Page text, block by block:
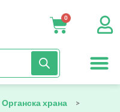
0
Органска храна
>